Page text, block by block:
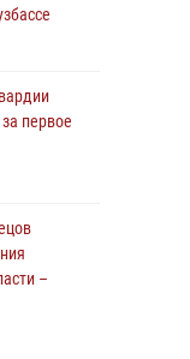
драки,
пляже
первое
–